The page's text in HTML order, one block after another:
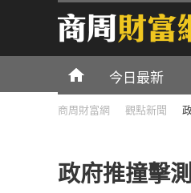
今日最新
商周財富網 觀點新聞
政府推撞擊